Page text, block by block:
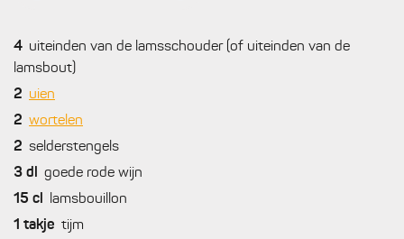
4 uiteinden van de lamsschouder (of uiteinden van de
lamsbout)
2 uien
2 wortelen
2 selderstengels
3 dl
goede rode wijn
15 cl
lamsbouillon
1 takje tijm